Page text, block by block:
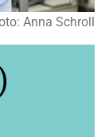
Anna Schroll